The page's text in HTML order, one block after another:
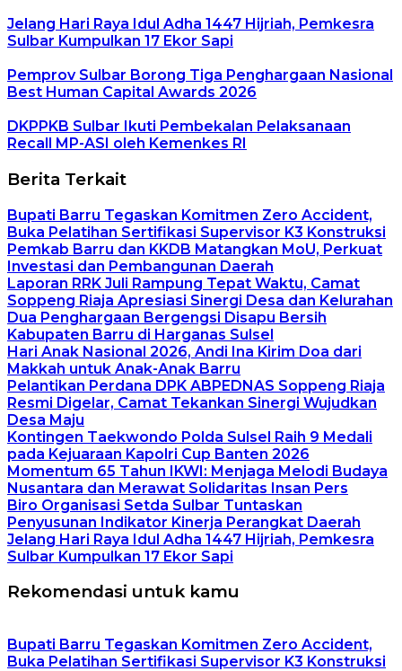
Jelang Hari Raya Idul Adha 1447 Hijriah, Pemkesra
Sulbar Kumpulkan 17 Ekor Sapi
Pemprov Sulbar Borong Tiga Penghargaan Nasional
Best Human Capital Awards 2026
DKPPKB Sulbar Ikuti Pembekalan Pelaksanaan
Recall MP-ASI oleh Kemenkes RI
Berita Terkait
Bupati Barru Tegaskan Komitmen Zero Accident,
Buka Pelatihan Sertifikasi Supervisor K3 Konstruksi
Pemkab Barru dan KKDB Matangkan MoU, Perkuat
Investasi dan Pembangunan Daerah
Laporan RRK Juli Rampung Tepat Waktu, Camat
Soppeng Riaja Apresiasi Sinergi Desa dan Kelurahan
Dua Penghargaan Bergengsi Disapu Bersih
Kabupaten Barru di Harganas Sulsel
Hari Anak Nasional 2026, Andi Ina Kirim Doa dari
Makkah untuk Anak-Anak Barru
Pelantikan Perdana DPK ABPEDNAS Soppeng Riaja
Resmi Digelar, Camat Tekankan Sinergi Wujudkan
Desa Maju
Kontingen Taekwondo Polda Sulsel Raih 9 Medali
pada Kejuaraan Kapolri Cup Banten 2026
Momentum 65 Tahun IKWI: Menjaga Melodi Budaya
Nusantara dan Merawat Solidaritas Insan Pers
Biro Organisasi Setda Sulbar Tuntaskan
Penyusunan Indikator Kinerja Perangkat Daerah
Jelang Hari Raya Idul Adha 1447 Hijriah, Pemkesra
Sulbar Kumpulkan 17 Ekor Sapi
Rekomendasi untuk kamu
Bupati Barru Tegaskan Komitmen Zero Accident,
Buka Pelatihan Sertifikasi Supervisor K3 Konstruksi